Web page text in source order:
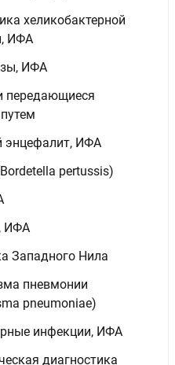
хеликобактерной
ИФА
ИФА
передающиеся
энцефалит, ИФА
pertussis)
ИФА
Западного Нила
пневмонии
pneumoniae)
инфекции, ИФА
диагностика